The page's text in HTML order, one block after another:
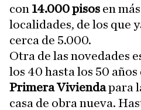
con 14.000 pisos en
localidades, de los que
cerca de 5.000.
Otra de las novedades
los 40 hasta los 50 años
Primera Viviendapara
casa de obra nueva.